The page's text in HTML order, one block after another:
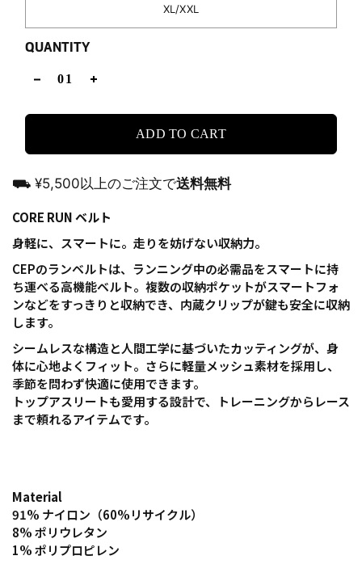
XL/XXL
QUANTITY
ADD TO CART
⛟ ¥5,500以上のご注文で送料無料
CORE RUN ベルト
身軽に、スマートに。走りを妨げない収納力。
CEPのランベルトは、ランニング中の必需品をスマートに持
ち運べる高機能ベルト。複数の収納ポケットがスマートフォ
ンなどをすっきりと収納でき、内蔵クリップが鍵も安全に収納
します。
シームレスな構造と人間工学に基づいたカッティングが、身
体に心地よくフィット。さらに軽量メッシュ素材を採用し、
季節を問わず快適に使用できます。
トップアスリートも愛用する設計で、トレーニングからレース
まで頼れるアイテムです。
Material
91% ナイロン （60%リサイクル）
8%ポリウレタン
1% ポリプロピレン